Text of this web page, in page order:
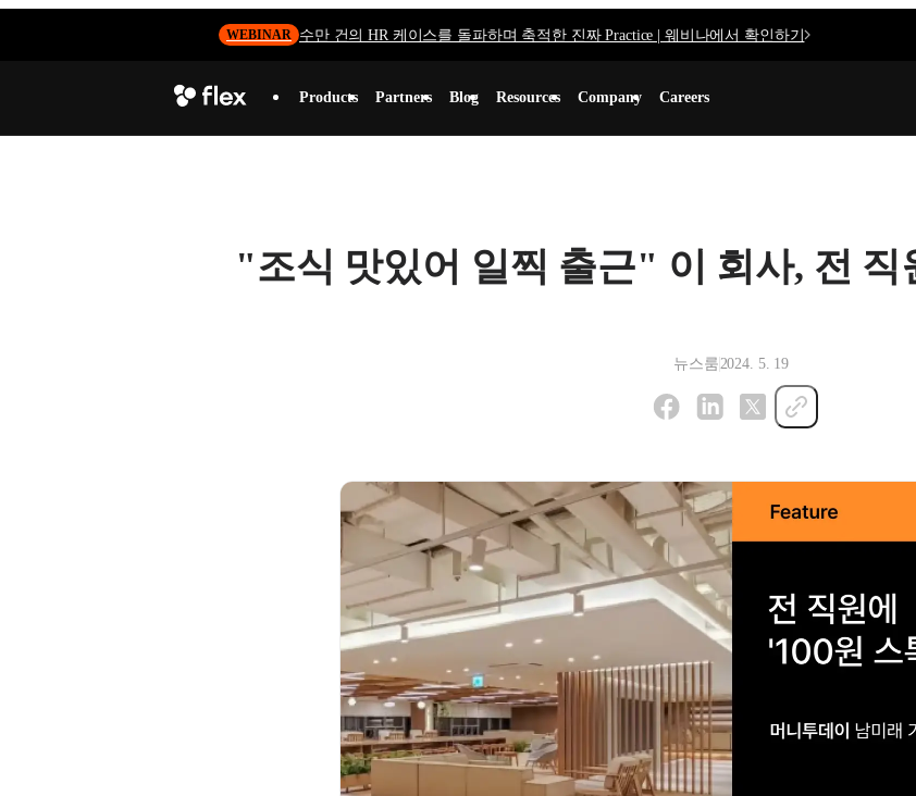
WEBINAR 수만 건의 HR 케이스를 돌파하며 축적한 진짜 Practice | 웨비나에서 확인하기
Products Partners Blog Resources Company Careers
"조식 맛있어 일찍 출근" 이 회사, 전 직
뉴스룸2024. 5. 19